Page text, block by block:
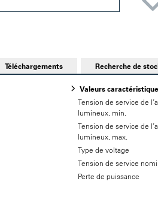
Téléchargements Recherche de
Valeurs
Tension de service de
lumineux, min.
Tension de service de
lumineux, max.
Type de voltage
Tension de service
Perte de puissance